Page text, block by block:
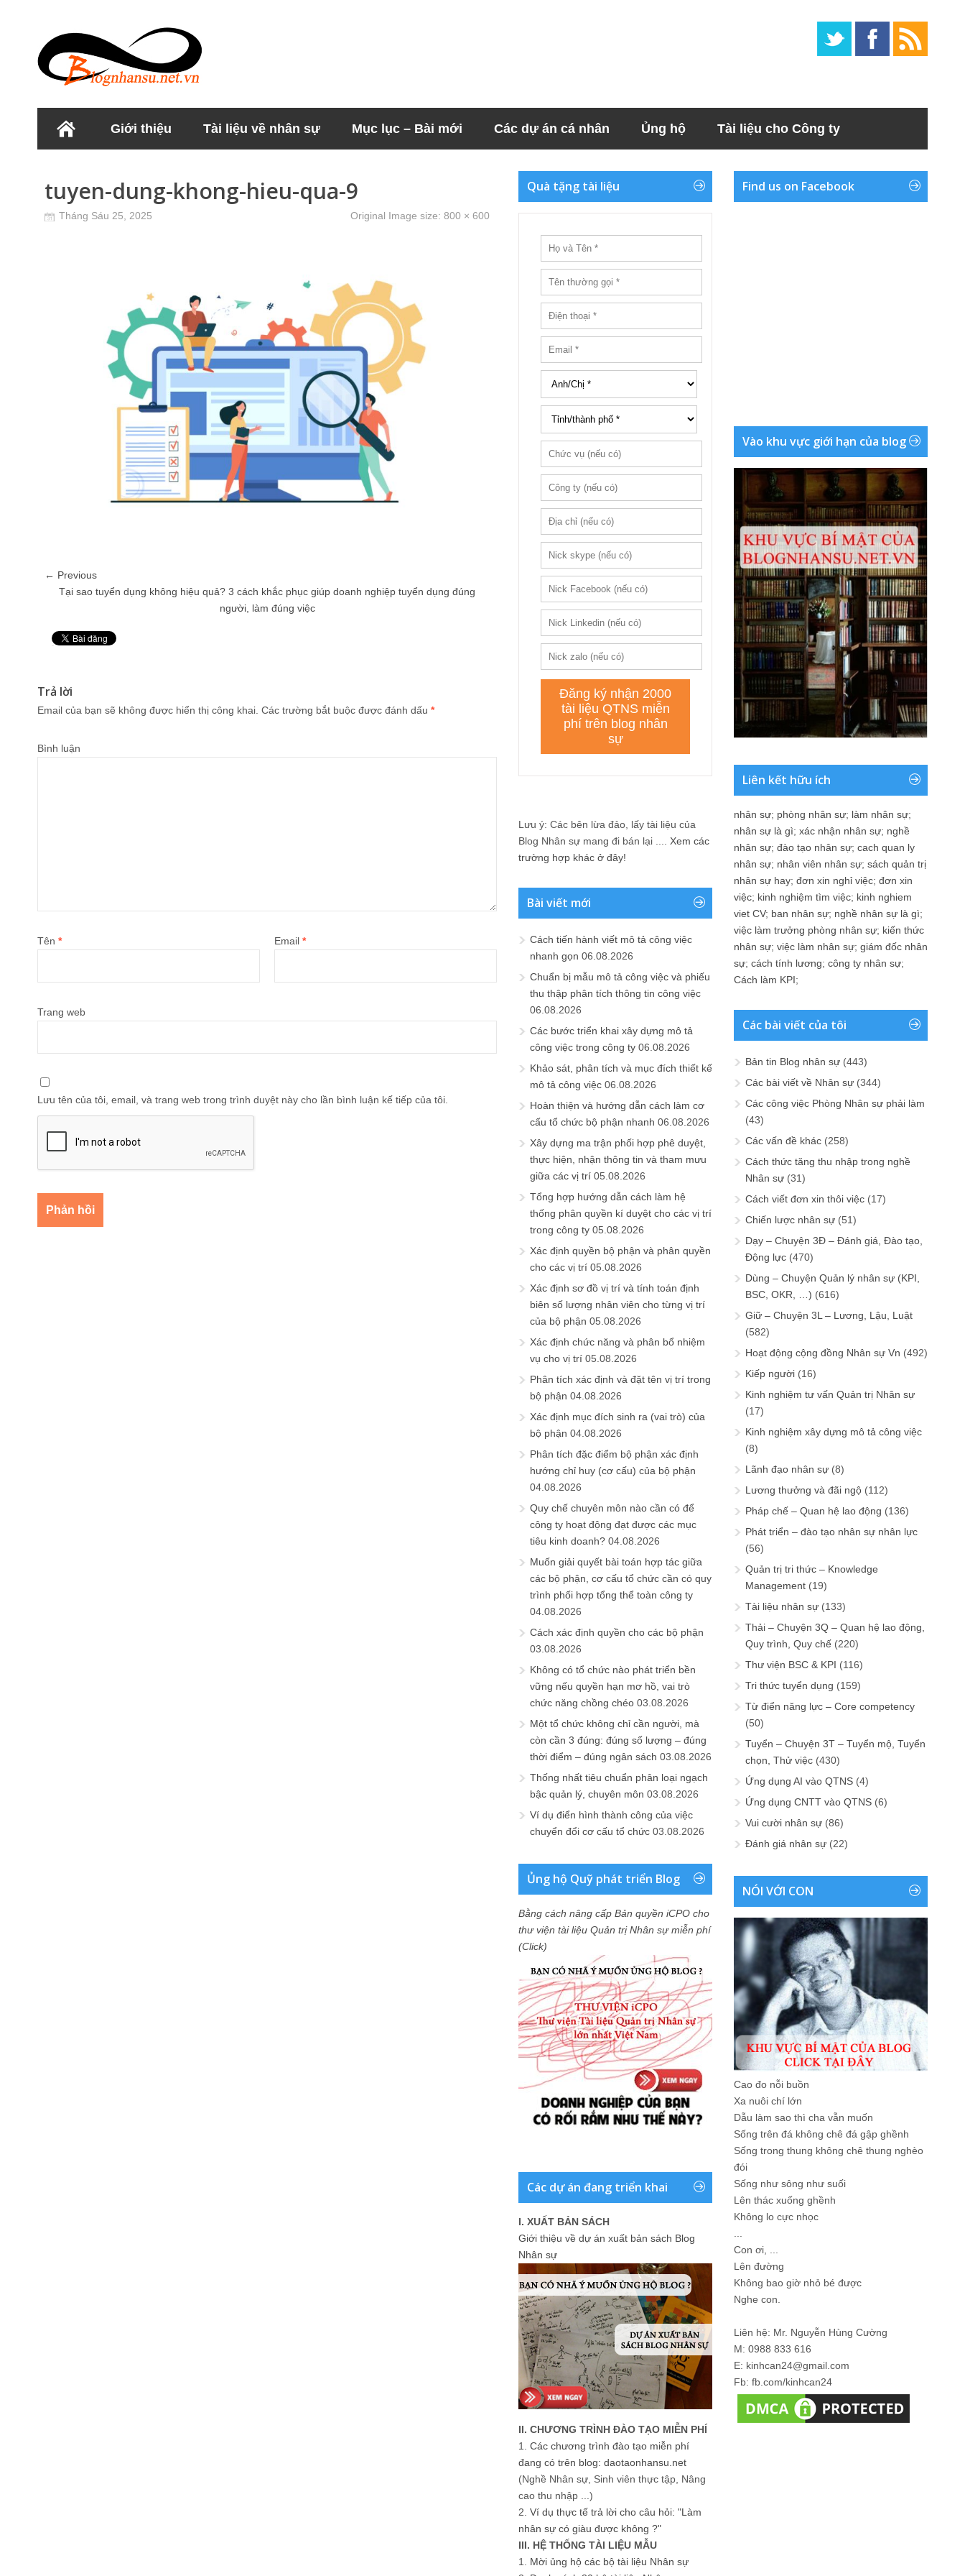
Giới thiệu Tài liệu về nhân sự Mục lục – Bài mới Các dự án cá nhân Ủng hộ Tài liệu cho Công ty
tuyen-dung-khong-hieu-qua-9
Tháng Sáu 25, 2025 Original Image size: 800 × 600
← Previous
Tại sao tuyển dụng không hiệu quả? 3 cách khắc phục giúp doanh nghiệp tuyển dụng đúng
người, làm đúng việc
Trả lời
Email của bạn sẽ không được hiển thị công khai. Các trường bắt buộc được đánh dấu *
Bình luận
Tên * Email *
Trang web
Lưu tên của tôi, email, và trang web trong trình duyệt này cho lần bình luận kế tiếp của tôi.
Quà tặng tài liệu
Lưu ý: Các bên lừa đảo, lấy tài liệu của
Blog Nhân sự mang đi bán lại .... Xem các
trường hợp khác ở đây!
Bài viết mới
Cách tiến hành viết mô tả công việc
nhanh gọn 06.08.2026
Chuẩn bị mẫu mô tả công việc và phiếu
thu thập phân tích thông tin công việc
06.08.2026
Các bước triển khai xây dựng mô tả
công việc trong công ty 06.08.2026
Khảo sát, phân tích và mục đích thiết kế
mô tả công việc 06.08.2026
Hoàn thiện và hướng dẫn cách làm cơ
cấu tổ chức bộ phận nhanh 06.08.2026
Xây dựng ma trận phối hợp phê duyệt,
thực hiện, nhận thông tin và tham mưu
giữa các vị trí 05.08.2026
Tổng hợp hướng dẫn cách làm hệ
thống phân quyền kí duyệt cho các vị trí
trong công ty 05.08.2026
Xác định quyền bộ phận và phân quyền
cho các vị trí 05.08.2026
Xác định sơ đồ vị trí và tính toán định
biên số lượng nhân viên cho từng vị trí
của bộ phận 05.08.2026
Xác định chức năng và phân bổ nhiệm
vụ cho vị trí 05.08.2026
Phân tích xác định và đặt tên vị trí trong
bộ phận 04.08.2026
Xác định mục đích sinh ra (vai trò) của
bộ phận 04.08.2026
Phân tích đặc điểm bộ phận xác định
hướng chỉ huy (cơ cấu) của bộ phận
04.08.2026
Quy chế chuyên môn nào cần có để
công ty hoạt động đạt được các mục
tiêu kinh doanh? 04.08.2026
Muốn giải quyết bài toán hợp tác giữa
các bộ phận, cơ cấu tổ chức cần có quy
trình phối hợp tổng thể toàn công ty
04.08.2026
Cách xác định quyền cho các bộ phận
03.08.2026
Không có tổ chức nào phát triển bền
vững nếu quyền hạn mơ hồ, vai trò
chức năng chồng chéo 03.08.2026
Một tổ chức không chỉ cần người, mà
còn cần 3 đúng: đúng số lượng – đúng
thời điểm – đúng ngân sách 03.08.2026
Thống nhất tiêu chuẩn phân loại ngạch
bậc quản lý, chuyên môn 03.08.2026
Ví dụ điển hình thành công của việc
chuyển đổi cơ cấu tổ chức 03.08.2026
Ủng hộ Quỹ phát triển Blog
Bằng cách nâng cấp Bản quyền iCPO cho
thư viện tài liệu Quản trị Nhân sự miễn phí
(Click)
Các dự án đang triển khai
I. XUẤT BẢN SÁCH
Giới thiệu về dự án xuất bản sách Blog
Nhân sự
II. CHƯƠNG TRÌNH ĐÀO TẠO MIỄN PHÍ
1. Các chương trình đào tạo miễn phí
đang có trên blog: daotaonhansu.net
(Nghề Nhân sự, Sinh viên thực tập, Nâng
cao thu nhập ...)
2. Ví dụ thực tế trả lời cho câu hỏi: "Làm
nhân sự có giàu được không ?"
III. HỆ THỐNG TÀI LIỆU MẪU
1. Mời ủng hộ các bộ tài liệu Nhân sự
Find us on Facebook
Vào khu vực giới hạn của blog
Liên kết hữu ích
nhân sự; phòng nhân sự; làm nhân sự;
nhân sự là gì; xác nhận nhân sự; nghề
nhân sự; đào tạo nhân sự; cach quan ly
nhân sự; nhân viên nhân sự; sách quản trị
nhân sự hay; đơn xin nghỉ việc; đơn xin
việc; kinh nghiệm tìm việc; kinh nghiem
viet CV; ban nhân sự; nghề nhân sự là gì;
việc làm trưởng phòng nhân sự; kiến thức
nhân sự; việc làm nhân sự; giám đốc nhân
sự; cách tính lương; công ty nhân sự;
Cách làm KPI;
Các bài viết của tôi
Bản tin Blog nhân sự (443)
Các bài viết về Nhân sự (344)
Các công việc Phòng Nhân sự phải làm
(43)
Các vấn đề khác (258)
Cách thức tăng thu nhập trong nghề
Nhân sự (31)
Cách viết đơn xin thôi việc (17)
Chiến lược nhân sự (51)
Dạy – Chuyện 3Đ – Đánh giá, Đào tạo,
Động lực (470)
Dùng – Chuyện Quản lý nhân sự (KPI,
BSC, OKR, …) (616)
Giữ – Chuyện 3L – Lương, Lậu, Luật
(582)
Hoạt động cộng đồng Nhân sự Vn (492)
Kiếp người (16)
Kinh nghiệm tư vấn Quản trị Nhân sự
(17)
Kinh nghiệm xây dựng mô tả công việc
(8)
Lãnh đạo nhân sự (8)
Lương thưởng và đãi ngộ (112)
Pháp chế – Quan hệ lao động (136)
Phát triển – đào tạo nhân sự nhân lực
(56)
Quản trị tri thức – Knowledge
Management (19)
Tài liệu nhân sự (133)
Thải – Chuyện 3Q – Quan hệ lao động,
Quy trình, Quy chế (220)
Thư viện BSC & KPI (116)
Tri thức tuyển dụng (159)
Từ điển năng lực – Core competency
(50)
Tuyển – Chuyện 3T – Tuyển mộ, Tuyển
chọn, Thử việc (430)
Ứng dụng AI vào QTNS (4)
Ứng dụng CNTT vào QTNS (6)
Vui cười nhân sự (86)
Đánh giá nhân sự (22)
NÓI VỚI CON
Cao đo nỗi buồn
Xa nuôi chí lớn
Dẫu làm sao thì cha vẫn muốn
Sống trên đá không chê đá gập ghềnh
Sống trong thung không chê thung nghèo
đói
Sống như sông như suối
Lên thác xuống ghềnh
Không lo cực nhọc
Con ơi, ...
Lên đường
Không bao giờ nhỏ bé được
Nghe con.
Liên hệ: Mr. Nguyễn Hùng Cường
M: 0988 833 616
E: kinhcan24@gmail.com
Fb: fb.com/kinhcan24